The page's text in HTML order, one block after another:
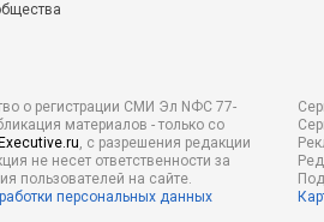
о регистрации СМИ Эл NФС 77-
материалов - только со
Executive.ru, с разрешения редакции
не несет ответственности за
пользователей на сайте.
персональных данных